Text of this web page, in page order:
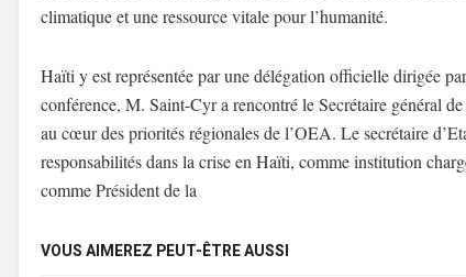
climatique et une ressource vitale pour l’humanité.
Haïti y est représentée par une délégation officielle dirigée
conférence, M. Saint-Cyr a rencontré le Secrétaire général
au cœur des priorités régionales de l’OEA. Le secrétaire
responsabilités dans la crise en Haïti, comme institution
comme Président de la
VOUS AIMEREZ PEUT-ÊTRE AUSSI